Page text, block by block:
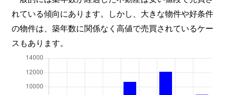
れている傾向にあります。しかし、大きな物件や好条件
の物件は、築年数に関係なく高値で売買されているケー
スもあります。